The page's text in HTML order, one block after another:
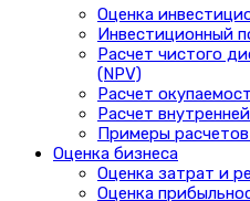
Оценка
Инвестиционный
Расчет чистого
(NPV)
Расчет
Расчет
Примеры
Оценка бизнеса
Оценка затрат и
Оценка